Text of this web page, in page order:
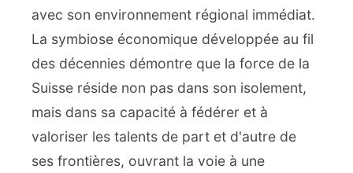
avec son environnement régional immédiat.
La symbiose économique développée au fil
des décennies démontre que la force de la
Suisse réside non pas dans son isolement,
mais dans sa capacité à fédérer et à
valoriser les talents de part et d'autre de
ses frontières, ouvrant la voie à une